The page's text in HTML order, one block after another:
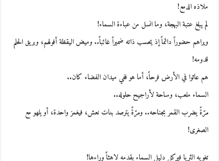
ملاذه الدمع!
لم يبلغ عتبة البهجة، وما انسل من عباءة السماء!
ويراهم حضوراً دائماً إذ يحسب ذاته ضميراً غائباً.. وميض اليقظة أفولهم، وبريق الحلم
قدومه!
هم عاثوا في الأرض فرحاً، أما هو ففي ميدان الفضاء كان..
السماء ملعب، وساحة لأراجيح حلوله..
مرّةً يضرب القمر بجناحه.. ومرّةً يترصد بنات نعش، فيغمز واحدة، أو يلهو مع
الصغرى!
تغويه الثريا فيركل دليل السماء بقدمه لاهثاً وراءها!